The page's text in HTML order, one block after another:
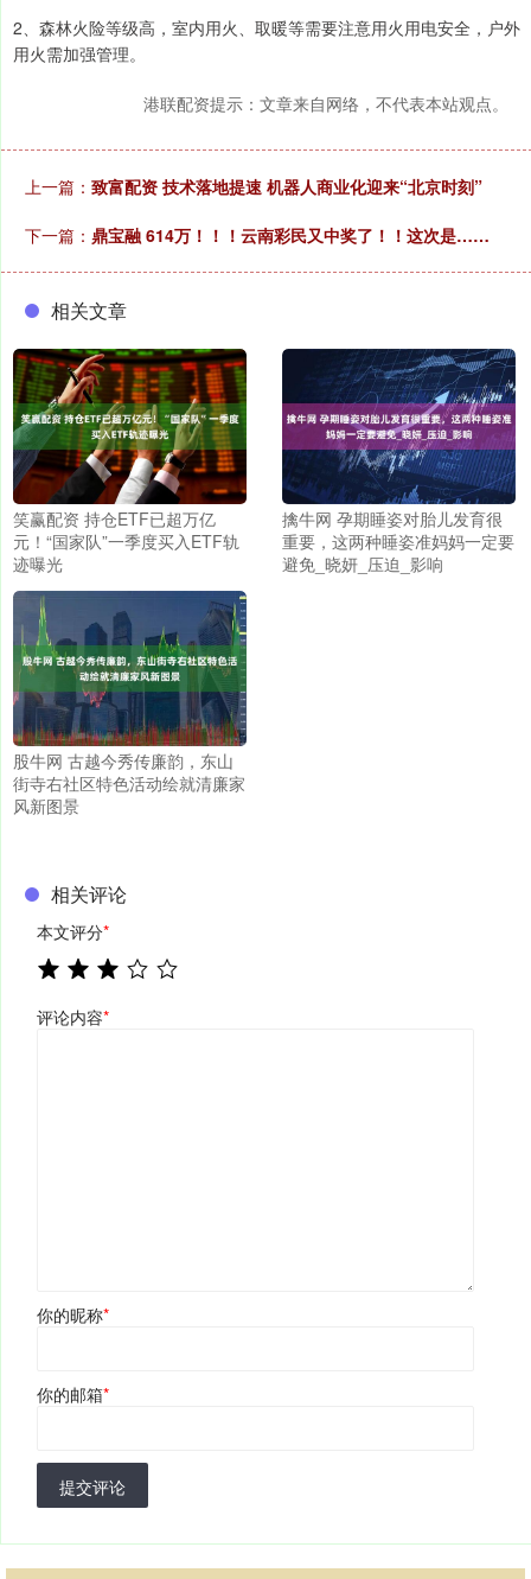
2、森林火险等级高，室内用火、取暖等需要注意用火用电安全，户外
用火需加强管理。
港联配资提示：文章来自网络，不代表本站观点。
上一篇： 致富配资 技术落地提速 机器人商业化迎来“北京时刻”
下一篇： 鼎宝融 614万！！！云南彩民又中奖了！！这次是……
相关文章
笑赢配资 持仓ETF已超万亿
元！“国家队”一季度买入ETF轨
迹曝光
擒牛网 孕期睡姿对胎儿发育很
重要，这两种睡姿准妈妈一定要
避免_晓妍_压迫_影响
股牛网 古越今秀传廉韵，东山
街寺右社区特色活动绘就清廉家
风新图景
相关评论
本文评分*
评论内容*
你的昵称*
你的邮箱*
提交评论